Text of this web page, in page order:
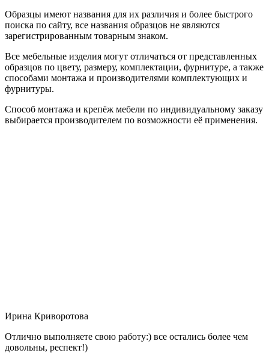
Образцы имеют названия для их различия и более быстрого
поиска по сайту, все названия образцов не являются
зарегистрированным товарным знаком.
Все мебельные изделия могут отличаться от представленных
образцов по цвету, размеру, комплектации, фурнитуре, а также
способами монтажа и производителями комплектующих и
фурнитуры.
Способ монтажа и крепёж мебели по индивидуальному заказу
выбирается производителем по возможности её применения.
Ирина Криворотова
Отлично выполняете свою работу:) все остались более чем
довольны, респект!)